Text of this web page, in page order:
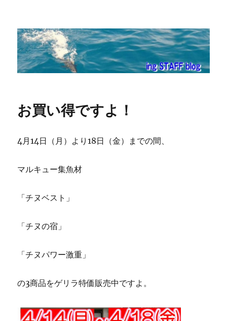
ing STAFF blog
お買い得ですよ！
4月14日（月）より18日（金）までの間、
マルキュー集魚材
「チヌベスト」
「チヌの宿」
「チヌパワー激重」
の3商品をゲリラ特価販売中ですよ。